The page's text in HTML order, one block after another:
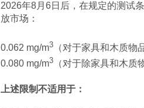
2026年8月6日后，在规定的测试
放市场：
0.062 mg/m3 （对于家具和木质物
0.080 mg/m3 （对于除家具和木质
上述限制不适用于：